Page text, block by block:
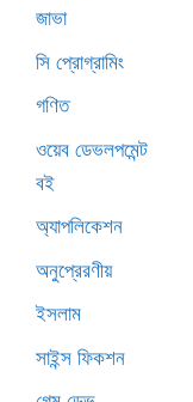
জাভা
সি প্রোগ্রামিং
গণিত
ওয়েব ডেভলপমেন্ট
বই
অ্যাপলিকেশন
অনুপ্রেরণীয়
ইসলাম
সাইন্স ফিকশন